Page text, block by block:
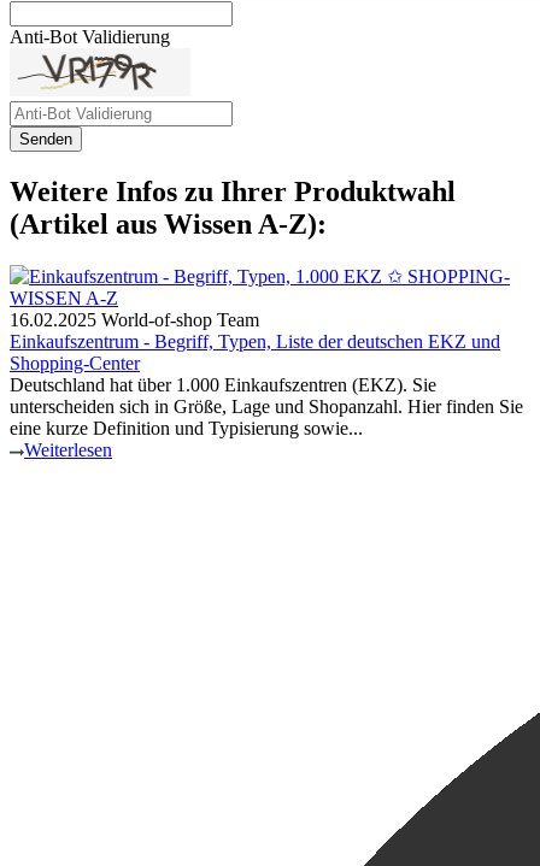
Anti-Bot Validierung
Senden
Weitere Infos zu Ihrer Produktwahl
(Artikel aus Wissen A-Z):
16.02.2025 World-of-shop Team
Einkaufszentrum - Begriff, Typen, Liste der deutschen EKZ und
Shopping-Center
Deutschland hat über 1.000 Einkaufszentren (EKZ). Sie
unterscheiden sich in Größe, Lage und Shopanzahl. Hier finden Sie
eine kurze Definition und Typisierung sowie...
Weiterlesen